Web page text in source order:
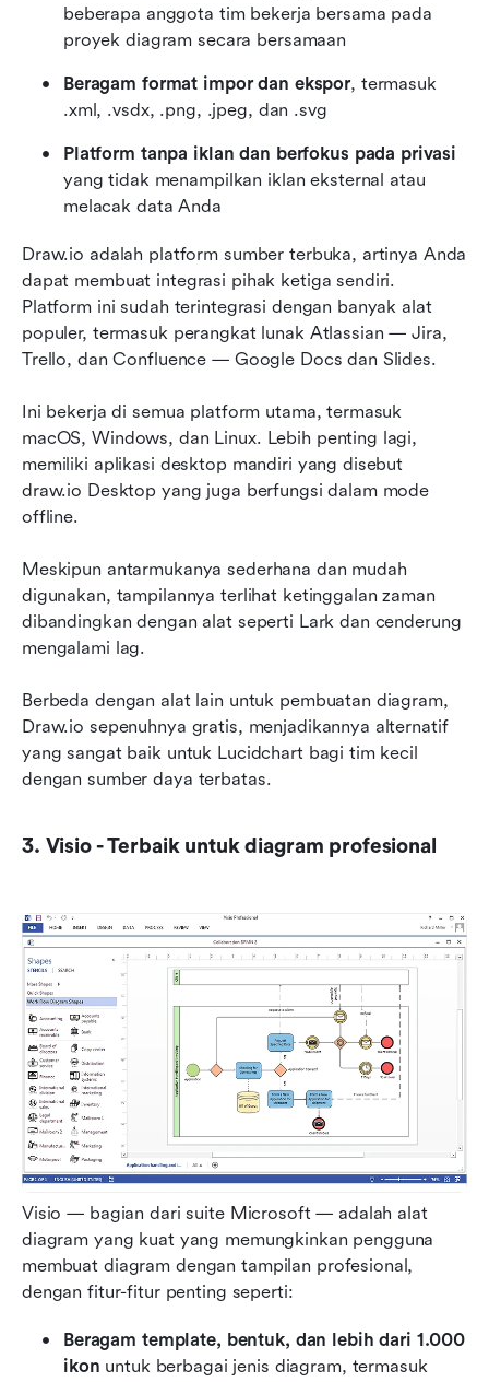
beberapa anggota tim bekerja bersama pada
proyek diagram secara bersamaan
Beragam format impor dan ekspor, termasuk
.xml, .vsdx, .png, .jpeg, dan .svg
Platform tanpa iklan dan berfokus pada privasi
yang tidak menampilkan iklan eksternal atau
melacak data Anda
Draw.io adalah platform sumber terbuka, artinya Anda
dapat membuat integrasi pihak ketiga sendiri.
Platform ini sudah terintegrasi dengan banyak alat
populer, termasuk perangkat lunak Atlassian — Jira,
Trello, dan Confluence — Google Docs dan Slides.
Ini bekerja di semua platform utama, termasuk
macOS, Windows, dan Linux. Lebih penting lagi,
memiliki aplikasi desktop mandiri yang disebut
draw.io Desktop yang juga berfungsi dalam mode
offline.
Meskipun antarmukanya sederhana dan mudah
digunakan, tampilannya terlihat ketinggalan zaman
dibandingkan dengan alat seperti Lark dan cenderung
mengalami lag.
Berbeda dengan alat lain untuk pembuatan diagram,
Draw.io sepenuhnya gratis, menjadikannya alternatif
yang sangat baik untuk Lucidchart bagi tim kecil
dengan sumber daya terbatas.
3. Visio - Terbaik untuk diagram profesional
Visio — bagian dari suite Microsoft — adalah alat
diagram yang kuat yang memungkinkan pengguna
membuat diagram dengan tampilan profesional,
dengan fitur-fitur penting seperti:
Beragam template, bentuk, dan lebih dari 1.000
ikon untuk berbagai jenis diagram, termasuk